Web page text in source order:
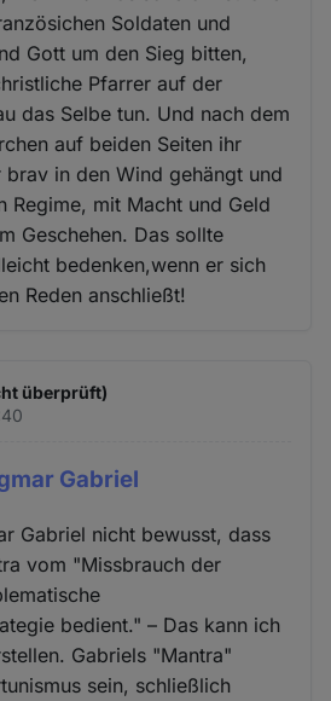
Soldaten und
Gott um den Sieg bitten,
Pfarrer auf der
das Selbe tun. Und nach dem
auf beiden Seiten ihr
brav in den Wind gehängt und
Regime, mit Macht und Geld
Geschehen. Das sollte
bedenken,wenn er sich
Reden anschließt!
überprüft)
Gabriel
Gabriel nicht bewusst, dass
vom "Missbrauch der
bedient." – Das kann ich
Gabriels "Mantra"
sein, schließlich